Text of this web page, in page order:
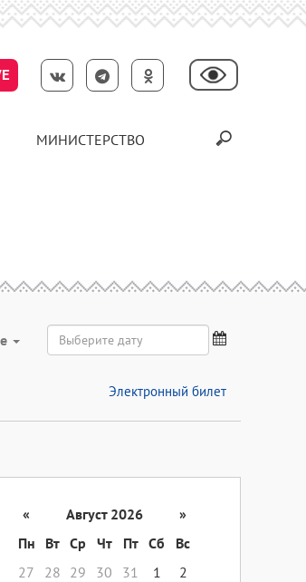
МИНИСТЕРСТВО
Электронный билет
« Август 2026
»
Пн
Вт Ср Чт Пт Сб
Вс
27
28 29 30 31 1
2